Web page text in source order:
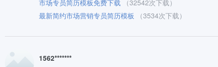
市场专员简历模板免费下载
（32542次下载）
最新简约市场营销专员简历模板
（3534次下载）
1562*******